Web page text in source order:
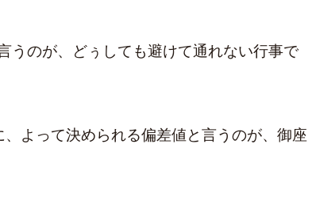
うのが、どぅしても避けて通れない行事で
よって決められる偏差値と言うのが、御座